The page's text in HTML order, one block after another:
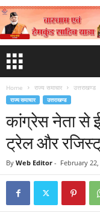
Home राज्य समाचार उत्तराखण्ड
राज्य समाचार उत्तराखण्ड
कांग्रेस नेता से
ट्रेल और
By Web Editor - February